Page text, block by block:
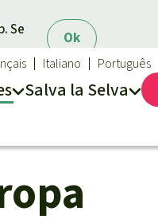
Ok
Se
Salva la Selva
Acerca de Salva la Selva
40 años Salva la Selva
Italiano Português